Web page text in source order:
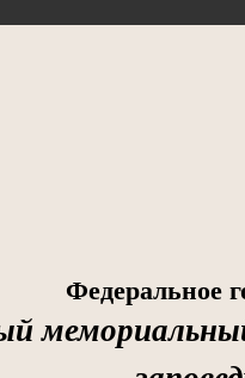
Федеральное